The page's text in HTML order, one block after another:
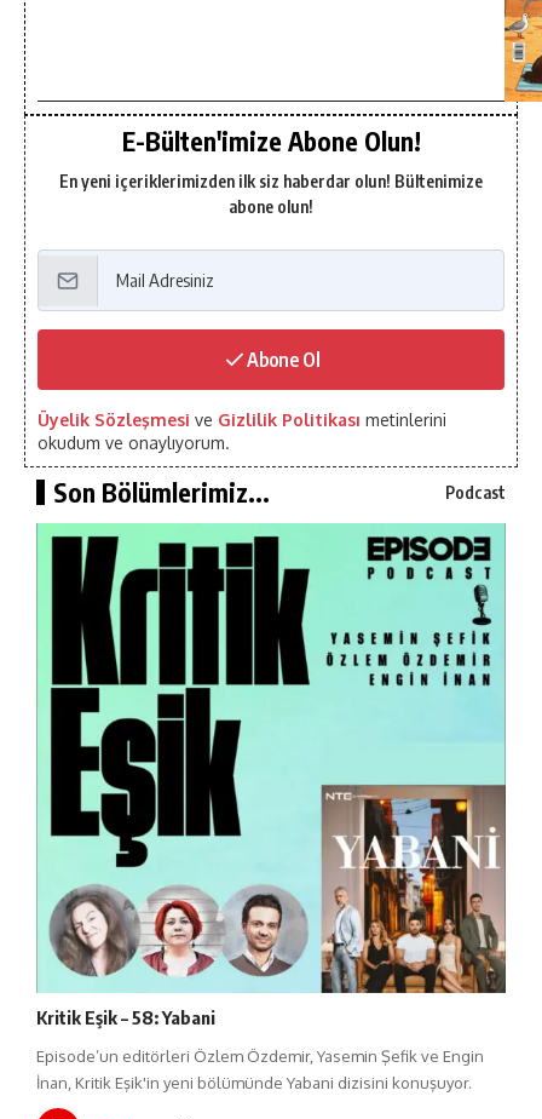
E-Bülten'imize Abone Olun!
En yeni içeriklerimizden ilk siz haberdar olun! Bültenimize
abone olun!
Abone Ol
Üyelik Sözleşmesi ve Gizlilik Politikası metinlerini
okudum ve onaylıyorum.
Son Bölümlerimiz... Podcast
Kritik Eşik – 58: Yabani
Episode’un editörleri Özlem Özdemir, Yasemin Şefik ve Engin
İnan, Kritik Eşik'in yeni bölümünde Yabani dizisini konuşuyor.